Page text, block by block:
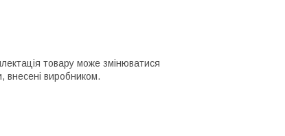
товару може змінюватися
внесені виробником.